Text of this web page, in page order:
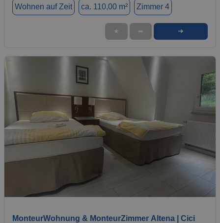
Wohnen auf Zeit ca. 110,00 m² Zimmer 4
★ ➦ ➜
MonteurWohnung & MonteurZimmer Altena | Cici